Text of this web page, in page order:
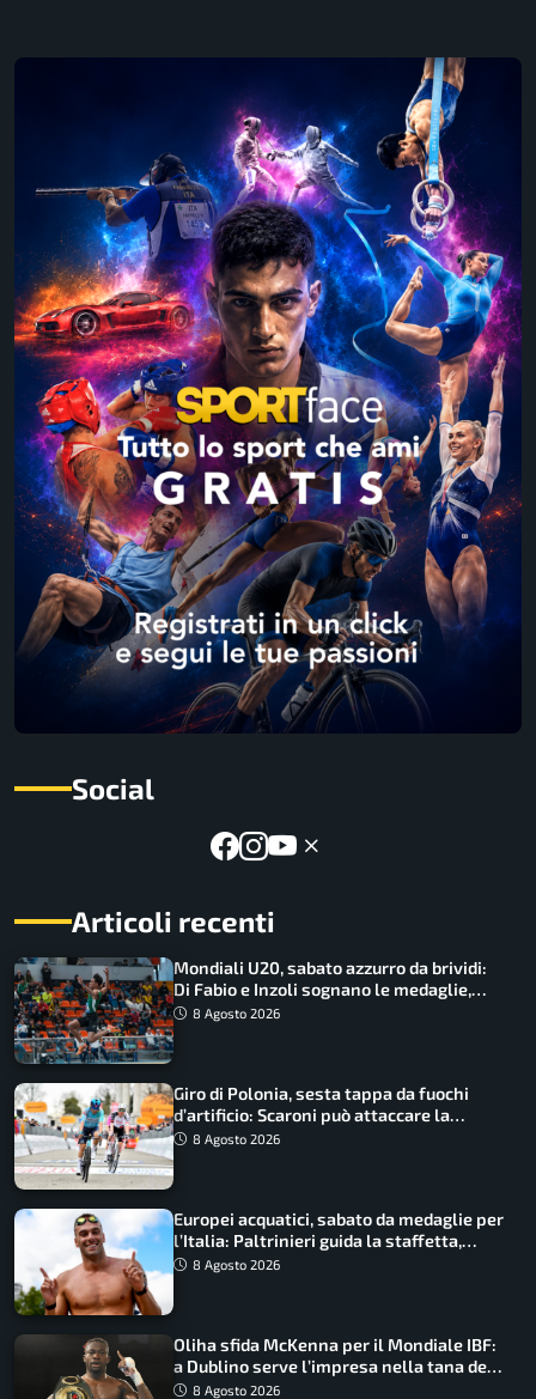
Social
Articoli recenti
Mondiali U20, sabato azzurro da brividi:
Di Fabio e Inzoli sognano le medaglie,
Castellani e Succo in finale
8 Agosto 2026
Giro di Polonia, sesta tappa da fuochi
d’artificio: Scaroni può attaccare la
maglia di Lemmen
8 Agosto 2026
Europei acquatici, sabato da medaglie per
l’Italia: Paltrinieri guida la staffetta,
Barnabà sogna l’oro dalle grandi altezze
8 Agosto 2026
Oliha sfida McKenna per il Mondiale IBF:
a Dublino serve l’impresa nella tana del
lupo8 Agosto 2026